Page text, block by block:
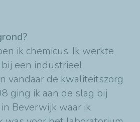
ik chemicus. Ik werkte
een industrieel
vandaar de kwaliteitszorg
ging ik aan de slag bij
Beverwijk waar ik